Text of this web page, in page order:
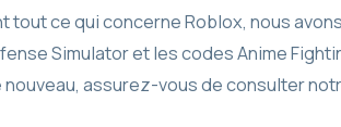
tout ce qui concerne Roblox, nous
Simulator et les codes Anime
assurez-vous de consulter